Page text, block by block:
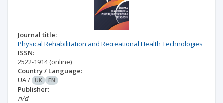
Journal title:
Physical Rehabilitation and Recreational Health Technologies
ISSN:
2522-1914(online)
Country / Language:
UA/ UK EN
Publisher:
n/d